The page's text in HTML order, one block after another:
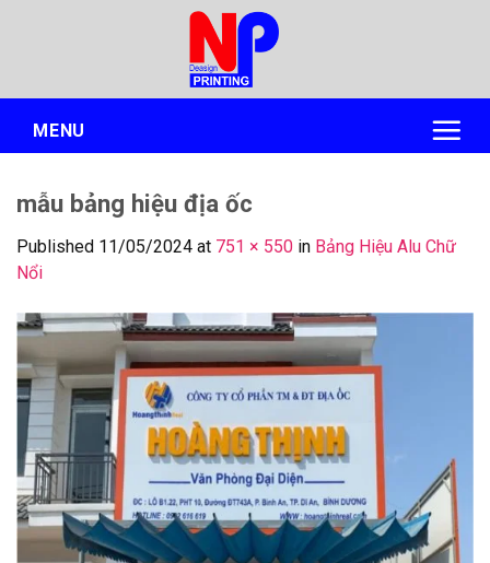
MENU
mẫu bảng hiệu địa ốc
Published 11/05/2024 at 751 × 550 in Bảng Hiệu Alu Chữ
Nổi